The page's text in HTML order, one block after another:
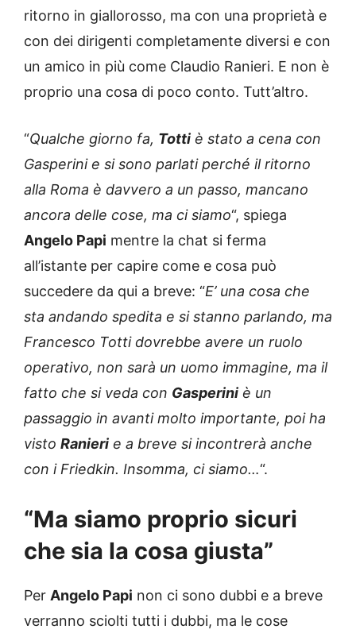
ritorno in giallorosso, ma con una proprietà e
con dei dirigenti completamente diversi e con
un amico in più come Claudio Ranieri. E non è
proprio una cosa di poco conto. Tutt’altro.
“Qualche giorno fa, Totti è stato a cena con
Gasperini e si sono parlati perché il ritorno
alla Roma è davvero a un passo, mancano
ancora delle cose, ma ci siamo“, spiega
Angelo Papi mentre la chat si ferma
all’istante per capire come e cosa può
succedere da qui a breve: “E’ una cosa che
sta andando spedita e si stanno parlando, ma
Francesco Totti dovrebbe avere un ruolo
operativo, non sarà un uomo immagine, ma il
fatto che si veda con Gasperini è un
passaggio in avanti molto importante, poi ha
visto Ranieri e a breve si incontrerà anche
con i Friedkin. Insomma, ci siamo…“.
“Ma siamo proprio sicuri
che sia la cosa giusta”
Per Angelo Papi non ci sono dubbi e a breve
verranno sciolti tutti i dubbi, ma le cose